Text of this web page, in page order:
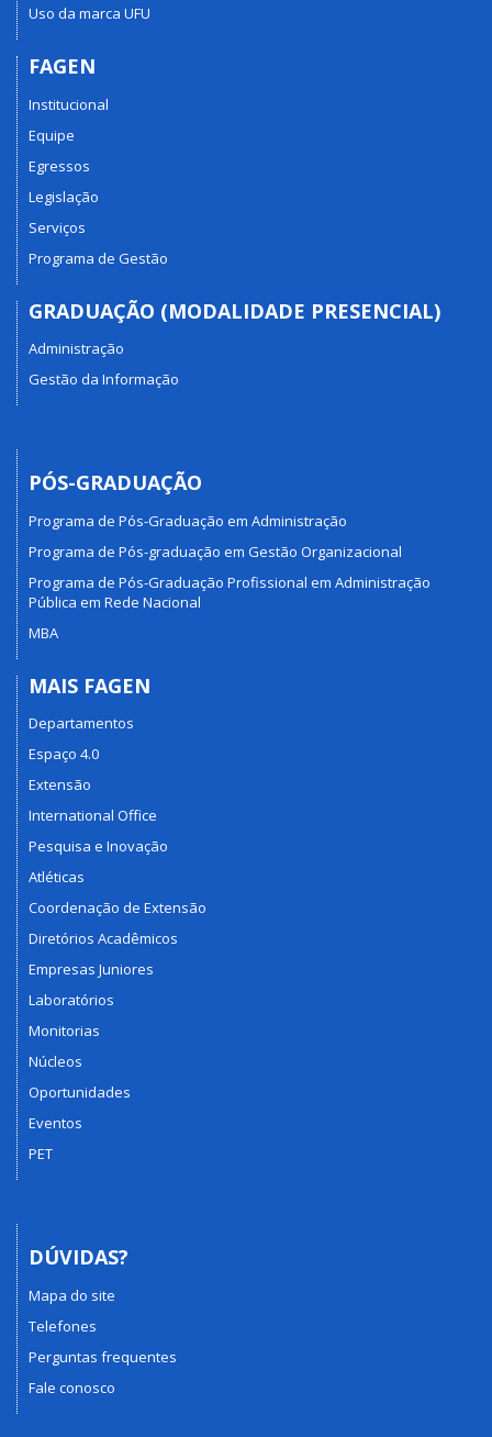
Uso da marca UFU
FAGEN
Institucional
Equipe
Egressos
Legislação
Serviços
Programa de Gestão
GRADUAÇÃO (MODALIDADE PRESENCIAL)
Administração
Gestão da Informação
PÓS-GRADUAÇÃO
Programa de Pós-Graduação em Administração
Programa de Pós-graduação em Gestão Organizacional
Programa de Pós-Graduação Profissional em Administração
Pública em Rede Nacional
MBA
MAIS FAGEN
Departamentos
Espaço 4.0
Extensão
International Office
Pesquisa e Inovação
Atléticas
Coordenação de Extensão
Diretórios Acadêmicos
Empresas Juniores
Laboratórios
Monitorias
Núcleos
Oportunidades
Eventos
PET
DÚVIDAS?
Mapa do site
Telefones
Perguntas frequentes
Fale conosco